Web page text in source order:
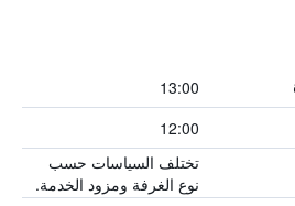
13:00
12:00
تختلف السياسات حسب
نوع الغرفة ومزود الخدمة.